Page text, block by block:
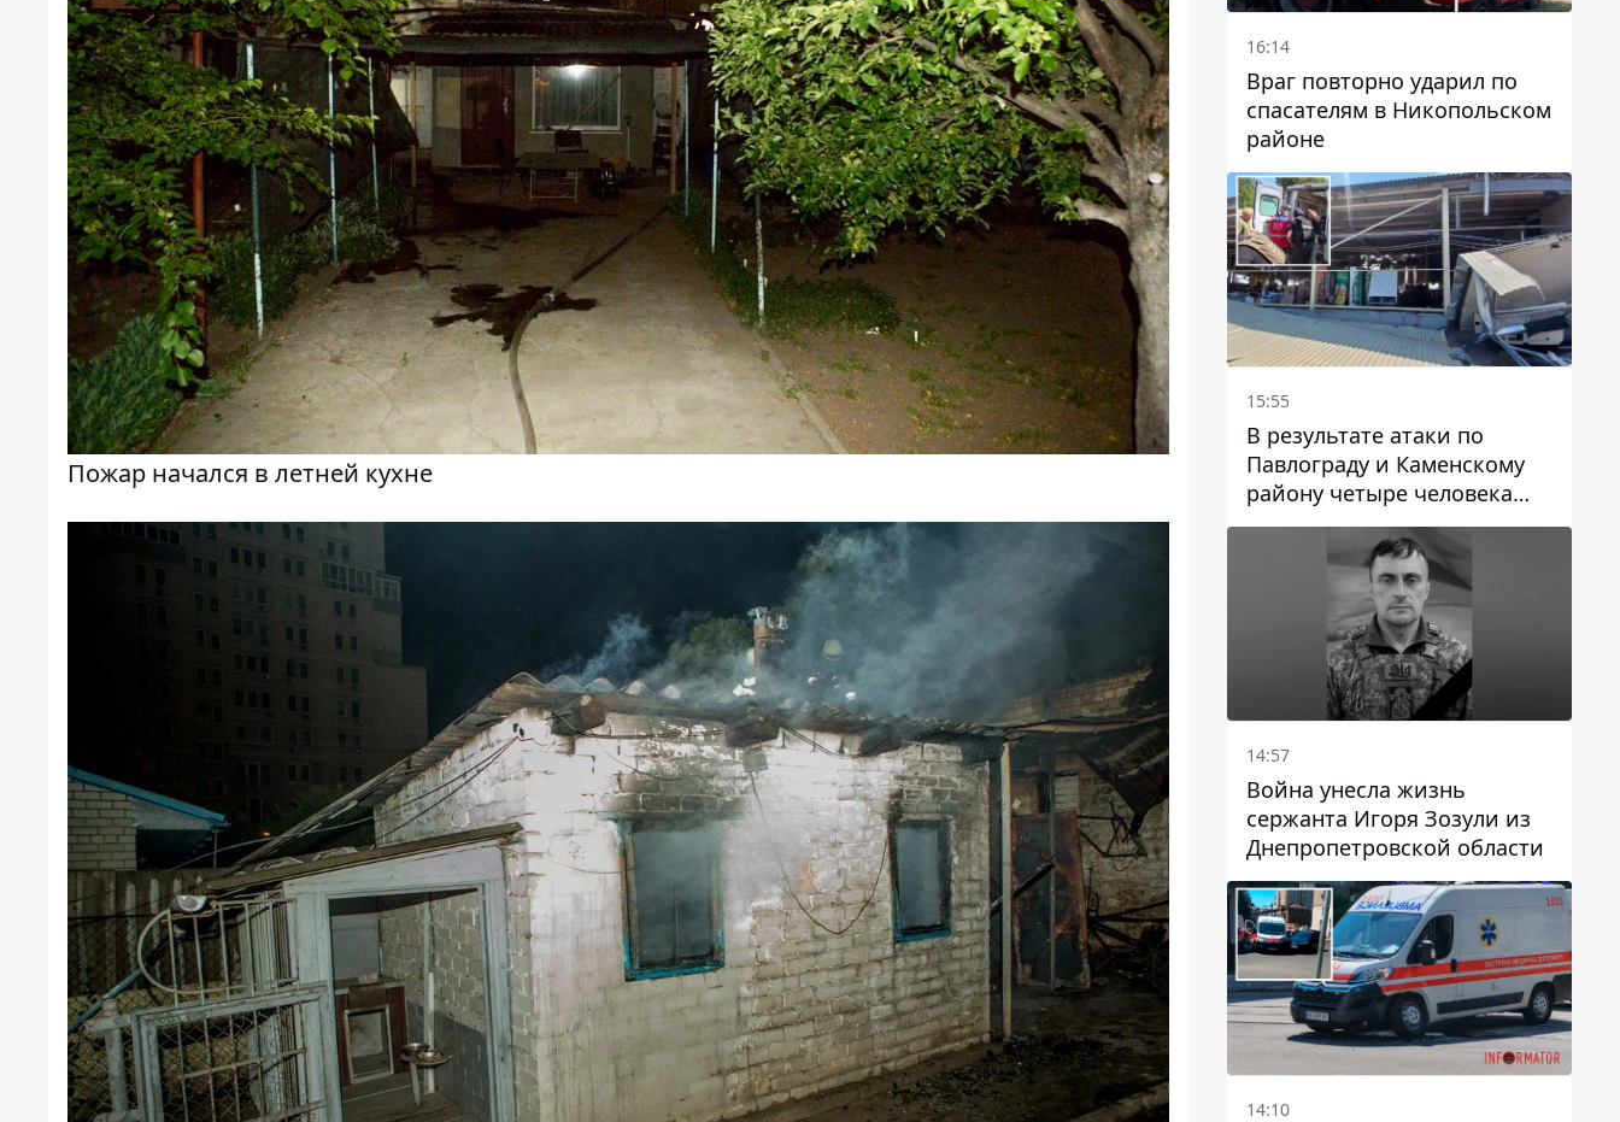
Пожар начался в летней кухне
16:14
Враг повторно ударил по
спасателям в Никопольском
районе
15:55
В результате атаки по
Павлограду и Каменскому
району четыре человека
погибли, семеро получили
ранения
14:57
Война унесла жизнь
сержанта Игоря Зозули из
Днепропетровской области
14:10